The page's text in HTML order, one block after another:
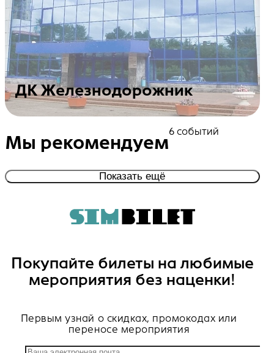
ДК Железнодорожник
Мы рекомендуем
6 событий
Показать ещё
Покупайте билеты на любимые
мероприятия без наценки!
Первым узнай о скидках, промокодах или
переносе мероприятия